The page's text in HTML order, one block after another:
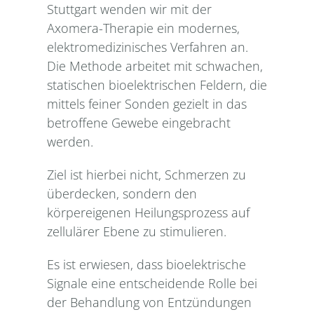
Stuttgart wenden wir mit der
Axomera-Therapie ein modernes,
elektromedizinisches Verfahren an.
Die Methode arbeitet mit schwachen,
statischen bioelektrischen Feldern, die
mittels feiner Sonden gezielt in das
betroffene Gewebe eingebracht
werden.
Ziel ist hierbei nicht, Schmerzen zu
überdecken, sondern den
körpereigenen Heilungsprozess auf
zellulärer Ebene zu stimulieren.
Es ist erwiesen, dass bioelektrische
Signale eine entscheidende Rolle bei
der Behandlung von Entzündungen